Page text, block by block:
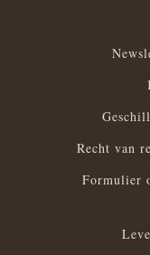
Recht van
Formulier